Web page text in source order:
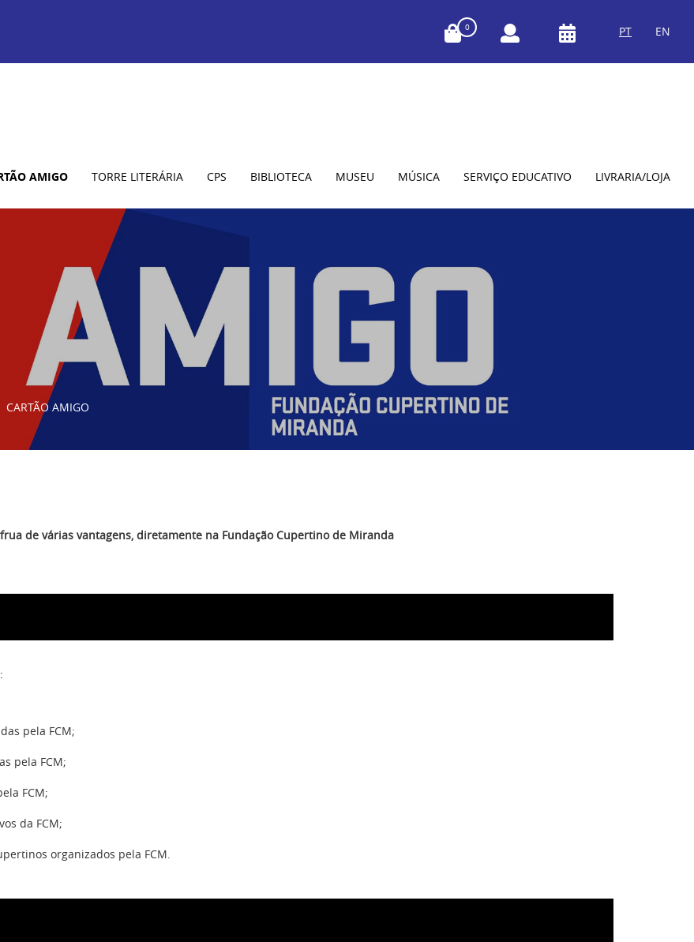
PT EN
0
AMIGO TORRE LITERÁRIA CPS BIBLIOTECA MUSEU MÚSICA SERVIÇO EDUCATIVO LIVRARIA/LOJA
CARTÃO AMIGO
de várias vantagens, diretamente na Fundação Cupertino de Miranda
pela FCM;
pela FCM;
FCM;
da FCM;
organizados pela FCM.